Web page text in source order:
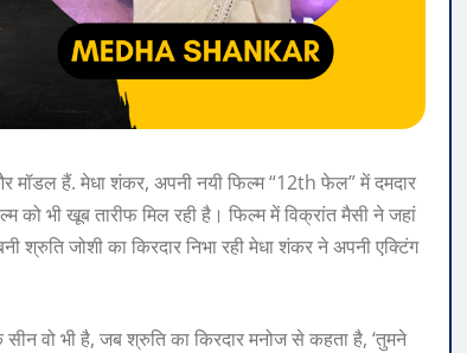
मॉडल हैं. मेधा शंकर, अपनी नयी फिल्म “12th फेल” में दमदार
को भी खूब तारीफ मिल रही है। फिल्‍म में विक्रांत मैसी ने जहां
श्रुति जोशी का किरदार निभा रही मेधा शंकर ने अपनी एक्टिंग
वो भी है, जब श्रुति का किरदार मनोज से कहता है, ‘तुमने